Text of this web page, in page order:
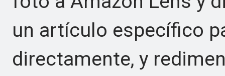
un artículo específico
directamente, y